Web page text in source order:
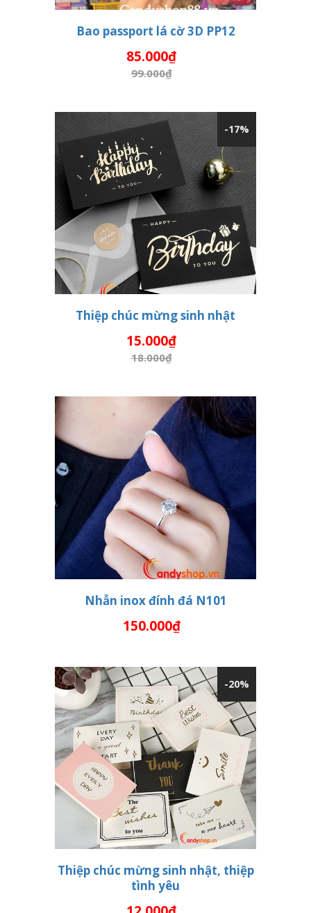
THÊM VÀO GIỎ HÀNG
Bao passport lá cờ 3D PP12
85.000₫
99.000₫
-17%
THÊM VÀO GIỎ HÀNG
Thiệp chúc mừng sinh nhật
15.000₫
18.000₫
THÊM VÀO GIỎ HÀNG
Nhẫn inox đính đá N101
150.000₫
-20%
THÊM VÀO GIỎ HÀNG
Thiệp chúc mừng sinh nhật, thiệp
tình yêu